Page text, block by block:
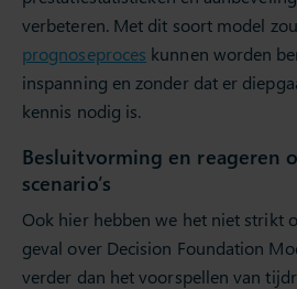
verbeteren. Met dit soort model
prognoseproces kunnen worden
inspanning en zonder dat er
kennis nodig is.
Besluitvorming en reageren
scenario’s
Ook hier hebben we het niet strikt
geval over Decision Foundation
verder dan het voorspellen van